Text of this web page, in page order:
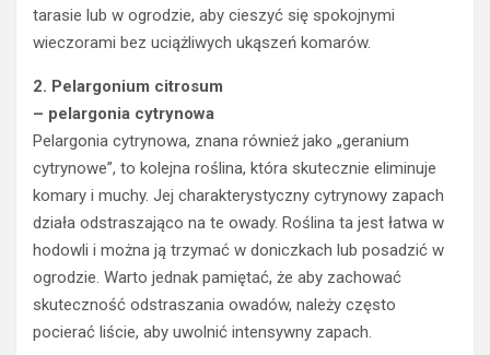
tarasie lub w ogrodzie, aby cieszyć się spokojnymi
wieczorami bez uciążliwych ukąszeń komarów.
2. Pelargonium citrosum
– pelargonia cytrynowa
Pelargonia cytrynowa, znana również jako „geranium
cytrynowe”, to kolejna roślina, która skutecznie eliminuje
komary i muchy. Jej charakterystyczny cytrynowy zapach
działa odstraszająco na te owady. Roślina ta jest łatwa w
hodowli i można ją trzymać w doniczkach lub posadzić w
ogrodzie. Warto jednak pamiętać, że aby zachować
skuteczność odstraszania owadów, należy często
pocierać liście, aby uwolnić intensywny zapach.